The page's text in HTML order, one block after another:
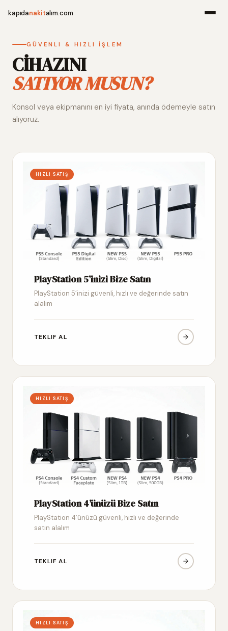
kapıdanakitalım.com
Alım
GÜVENLI & HIZLI İŞLEM
CİHAZINI
SATIYOR MUSUN?
Konsol veya ekipmanını en iyi fiyata, anında ödemeyle satın
alıyoruz.
HIZLI SATIŞ
PlayStation 5’inizi Bize Satın
PlayStation 5’inizi güvenli, hızlı ve değerinde satın
alalım
TEKLIF AL
HIZLI SATIŞ
PlayStation 4’ünüzü Bize Satın
PlayStation 4’ünüzü güvenli, hızlı ve değerinde
satın alalım
TEKLIF AL
HIZLI SATIŞ